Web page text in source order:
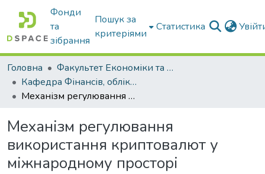
Фонди
та
зібрання
Пошук за
критеріями
Статистика
Головна
Факультет Економіки та бізнесу
Кафедра Фінансів, обліку і оподаткування
Механізм регулювання використання криптовалют у міжнародному просторі
Механізм регулювання
використання криптовалют у
міжнародному просторі